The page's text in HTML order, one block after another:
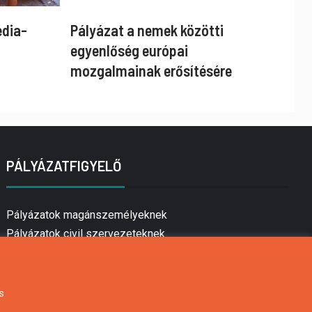
Pályázat a nemek közötti
egyenlőség európai
mozgalmainak erősítésére
PÁLYÁZATFIGYELŐ
Pályázatok magánszemélyeknek
Pályázatok civil szervezeteknek